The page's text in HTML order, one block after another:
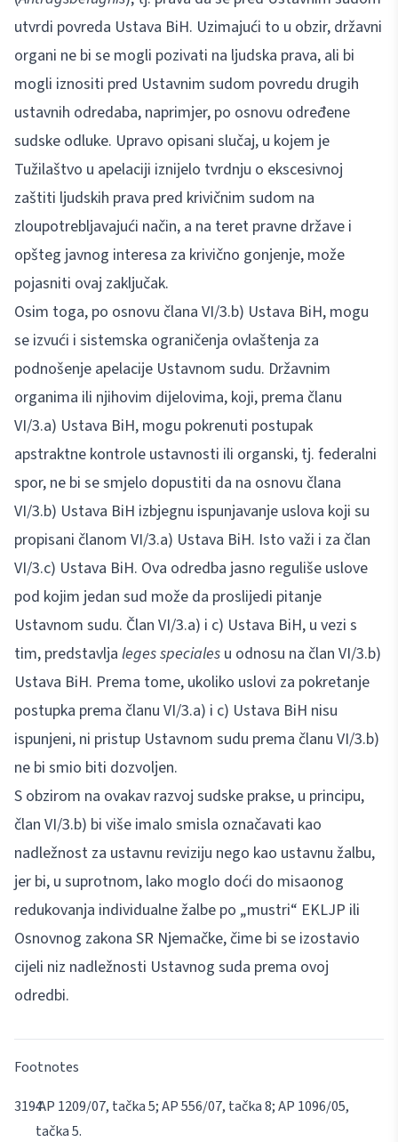
utvrdi povreda Ustava BiH. Uzimajući to u obzir, državni
organi ne bi se mogli pozivati na ljudska prava, ali bi
mogli iznositi pred Ustavnim sudom povredu drugih
ustavnih odredaba, naprimjer, po osnovu određene
sudske odluke. Upravo opisani slučaj, u kojem je
Tužilaštvo u apelaciji iznijelo tvrdnju o ekscesivnoj
zaštiti ljudskih prava pred krivičnim sudom na
zloupotrebljavajući način, a na teret pravne države i
opšteg javnog interesa za krivično gonjenje, može
pojasniti ovaj zaključak.
Osim toga, po osnovu člana VI/3.b) Ustava BiH, mogu
se izvući i sistemska ograničenja ovlaštenja za
podnošenje apelacije Ustavnom sudu. Državnim
organima ili njihovim dijelovima, koji, prema članu
VI/3.a) Ustava BiH, mogu pokrenuti postupak
apstraktne kontrole ustavnosti ili organski, tj. federalni
spor, ne bi se smjelo dopustiti da na osnovu člana
VI/3.b) Ustava BiH izbjegnu ispunjavanje uslova koji su
propisani članom VI/3.a) Ustava BiH. Isto važi i za član
VI/3.c) Ustava BiH. Ova odredba jasno reguliše uslove
pod kojim jedan sud može da proslijedi pitanje
Ustavnom sudu. Član VI/3.a) i c) Ustava BiH, u vezi s
tim, predstavlja leges speciales u odnosu na član VI/3.b)
Ustava BiH. Prema tome, ukoliko uslovi za pokretanje
postupka prema članu VI/3.a) i c) Ustava BiH nisu
ispunjeni, ni pristup Ustavnom sudu prema članu VI/3.b)
ne bi smio biti dozvoljen.
S obzirom na ovakav razvoj sudske prakse, u principu,
član VI/3.b) bi više imalo smisla označavati kao
nadležnost za ustavnu reviziju nego kao ustavnu žalbu,
jer bi, u suprotnom, lako moglo doći do misaonog
redukovanja individualne žalbe po „mustri“ EKLJP ili
Osnovnog zakona SR Njemačke, čime bi se izostavio
cijeli niz nadležnosti Ustavnog suda prema ovoj
odredbi.
Footnotes
AP 1209/07, tačka 5; AP 556/07, tačka 8; AP 1096/05,
tačka 5.